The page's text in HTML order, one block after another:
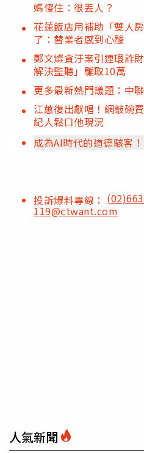
媽傻住：很丟人？
花蓮飯店用補助「雙人
了：替業者感到心酸
鄭文燦貪汙案引連環詐
解決監聽」騙取10萬
更多最新熱門議題：中
江蕙復出獻唱！網敲碗
紀人鬆口他現況
成為AI時代的道德駭客
投訴爆料專線：
119@ctwant.com
人氣新聞